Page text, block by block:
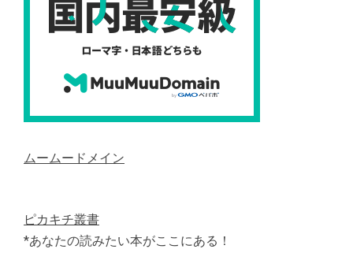
ムームードメイン
ピカキチ叢書
*あなたの読みたい本がここにある！